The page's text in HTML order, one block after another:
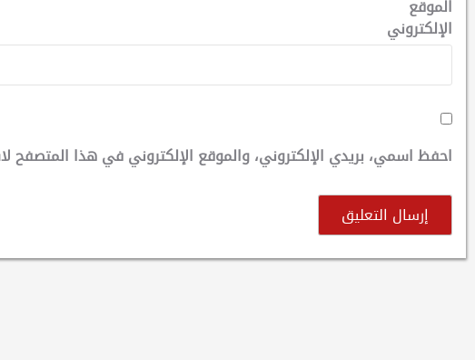
الموقع
الإلكتروني
احفظ اسمي، بريدي الإلكتروني، والموقع الإلكتروني في هذا المتصفح